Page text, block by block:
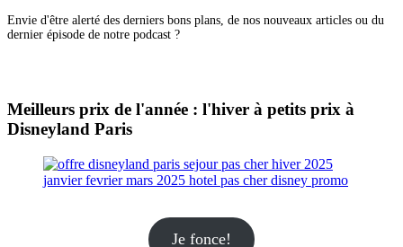
Envie d'être alerté des derniers bons plans, de nos nouveaux articles ou du
dernier épisode de notre podcast ?
Meilleurs prix de l'année : l'hiver à petits prix à
Disneyland Paris
Je fonce!